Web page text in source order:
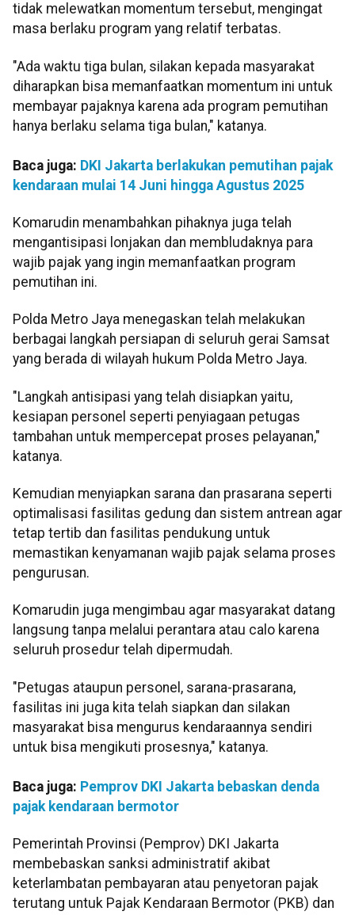
tidak melewatkan momentum tersebut, mengingat
masa berlaku program yang relatif terbatas.
"Ada waktu tiga bulan, silakan kepada masyarakat
diharapkan bisa memanfaatkan momentum ini untuk
membayar pajaknya karena ada program pemutihan
hanya berlaku selama tiga bulan," katanya.
Baca juga: DKI Jakarta berlakukan pemutihan pajak
kendaraan mulai 14 Juni hingga Agustus 2025
Komarudin menambahkan pihaknya juga telah
mengantisipasi lonjakan dan membludaknya para
wajib pajak yang ingin memanfaatkan program
pemutihan ini.
Polda Metro Jaya menegaskan telah melakukan
berbagai langkah persiapan di seluruh gerai Samsat
yang berada di wilayah hukum Polda Metro Jaya.
"Langkah antisipasi yang telah disiapkan yaitu,
kesiapan personel seperti penyiagaan petugas
tambahan untuk mempercepat proses pelayanan,"
katanya.
Kemudian menyiapkan sarana dan prasarana seperti
optimalisasi fasilitas gedung dan sistem antrean agar
tetap tertib dan fasilitas pendukung untuk
memastikan kenyamanan wajib pajak selama proses
pengurusan.
​Komarudin juga mengimbau agar masyarakat datang
langsung tanpa melalui perantara atau calo karena
seluruh prosedur telah dipermudah.
​"Petugas ataupun personel, sarana-prasarana,
fasilitas ini juga kita telah siapkan dan silakan
masyarakat bisa mengurus kendaraannya sendiri
untuk bisa mengikuti prosesnya," katanya.
Baca juga: Pemprov DKI Jakarta bebaskan denda
pajak kendaraan bermotor
Pemerintah Provinsi (Pemprov) DKI Jakarta
membebaskan sanksi administratif akibat
keterlambatan pembayaran atau penyetoran pajak
terutang untuk Pajak Kendaraan Bermotor (PKB) dan